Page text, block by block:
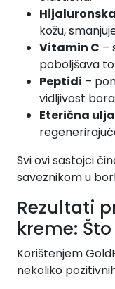
kožu,
Vitamin C –
poboljšava
Peptidi –
vidljivost
Eterična ulja
Svi ovi sastojci
saveznikom u
Rezultati
kreme:
Korištenjem
nekoliko